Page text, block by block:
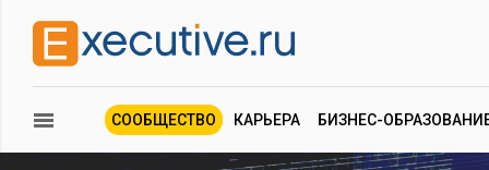
СООБЩЕСТВО КАРЬЕРА БИЗНЕС-